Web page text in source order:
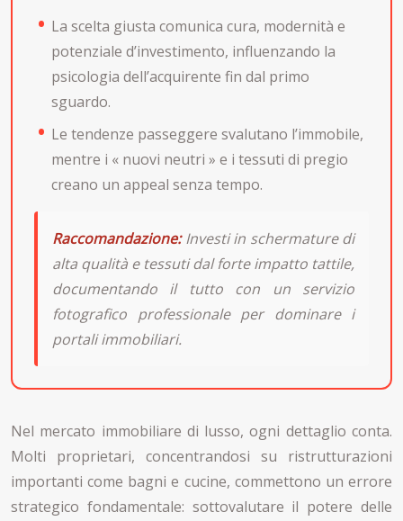
La scelta giusta comunica cura, modernità e
potenziale d’investimento, influenzando la
psicologia dell’acquirente fin dal primo
sguardo.
Le tendenze passeggere svalutano l’immobile,
mentre i « nuovi neutri » e i tessuti di pregio
creano un appeal senza tempo.
Raccomandazione:Investi in schermature di
alta qualità e tessuti dal forte impatto tattile,
documentando il tutto con un servizio
fotografico professionale per dominare i
portali immobiliari.
Nel mercato immobiliare di lusso, ogni dettaglio conta.
Molti proprietari, concentrandosi su ristrutturazioni
importanti come bagni e cucine, commettono un errore
strategico fondamentale: sottovalutare il potere delle